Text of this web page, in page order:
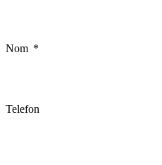
Nom
Telefon